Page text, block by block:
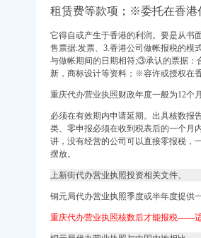
,在这里有便宜的苹
福利,来找福利
海代办个体工商户-一
趣网
家,图片,公司注册、
-商务-十堰网
网
业执照呢_搜问问
发（000514）个股公
租赁费等款项；※委托在香
它得自或产生于香港的利润。要是从
售票据:发票、3.香港公司做帐报税的模
与做帐期间的日期相符;③承认的票据：
新，商标设计等资料；※容许或授权在
重庆代办营业执照财政年度一般为12个
必须在有效期内申请延期。出具核数报
类、零申报必须在收到税表后的一个月
讲，没有经营的公司可以直接零报税，
摆放。
上新街代办营业执照投资相关文件、
铜元局代办营业执照季度或半年度提供
重庆代办营业执照核数后才能报税——